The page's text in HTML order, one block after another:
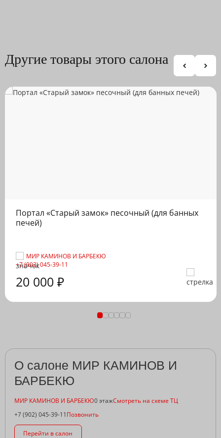
Другие товары этого салона
Портал «Старый замок» песочный (для банных
печей)
МИР КАМИНОВ И БАРБЕКЮ
+7 (902) 045-39-11
20 000 ₽
О салоне МИР КАМИНОВ И
БАРБЕКЮ
МИР КАМИНОВ И БАРБЕКЮ0 этажСмотреть на схеме ТЦ
+7 (902) 045-39-11Позвонить
Перейти в салон